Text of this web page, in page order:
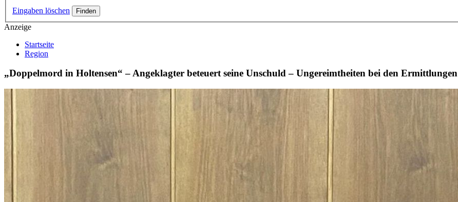
Eingaben löschen
Anzeige
Startseite
Region
„Doppelmord in Holtensen“ – Angeklagter beteuert seine Unschuld – Ungereimtheiten bei den Ermittlungen